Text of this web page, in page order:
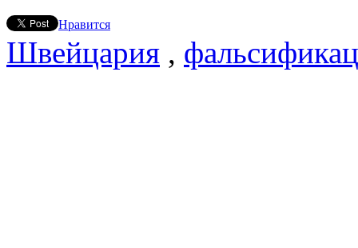
Нравится
Швейцария ,